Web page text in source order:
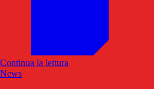
Continua la lettura
News